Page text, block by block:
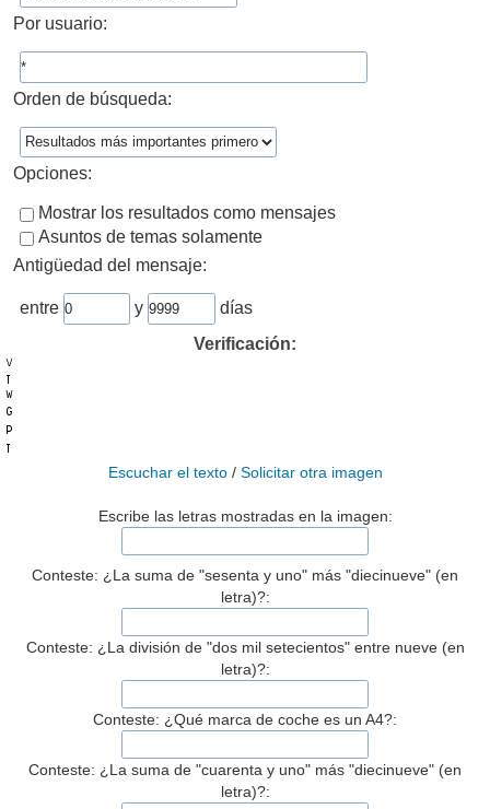
Por usuario:
Orden de búsqueda:
Opciones:
Mostrar los resultados como mensajes
Asuntos de temas solamente
Antigüedad del mensaje:
entre y
días
Verificación:
Escuchar el texto/ Solicitar otra imagen
Escribe las letras mostradas en la imagen:
Conteste: ¿La suma de "sesenta y uno" más "diecinueve" (en
letra)?:
Conteste: ¿La división de "dos mil setecientos" entre nueve (en
letra)?:
Conteste: ¿Qué marca de coche es un A4?:
Conteste: ¿La suma de "cuarenta y uno" más "diecinueve" (en
letra)?: